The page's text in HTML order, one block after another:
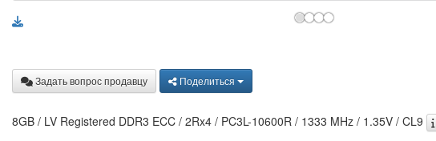
Задать вопрос продавцу Поделиться
8GB / LV Registered DDR3 ECC / 2Rx4 / PC3L-10600R / 1333 MHz / 1.35V / CL9